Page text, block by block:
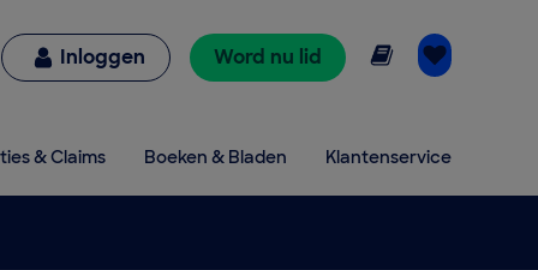
Inloggen Word nu lid Online lezen
& Claims Boeken & Bladen Klantenservice